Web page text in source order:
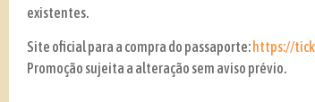
existentes.
Site oficial para a compra do passaporte: https://
Promoção sujeita a alteração sem aviso prévio.